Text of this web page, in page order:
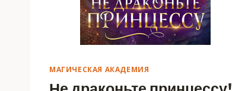
МАГИЧЕСКАЯ АКАДЕМИЯ